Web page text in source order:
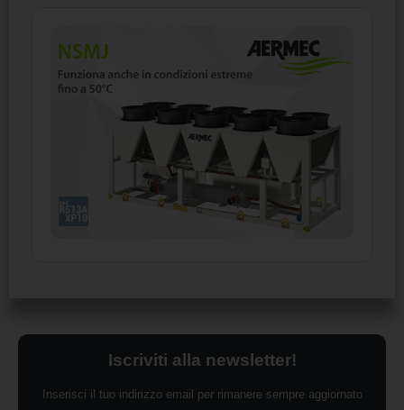
Iscriviti alla newsletter!
Inserisci il tuo indirizzo email per rimanere sempre aggiornato